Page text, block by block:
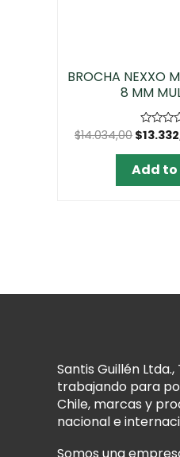
BROCHA NEXXO
8 MM
Rated
out
of
5
$14.034,00 $
Add
Santis Guillén
trabajando para
Chile, marcas y
nacional e
Somos una